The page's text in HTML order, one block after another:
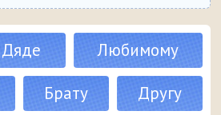
Дяде
Любимому
Брату
Другу